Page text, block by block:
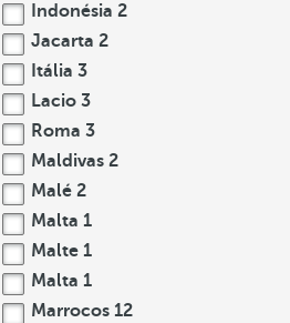
Indonésia 2
Jacarta 2
Itália 3
Lacio 3
Roma 3
Maldivas 2
Malé 2
Malta 1
Malte 1
Malta 1
Marrocos 12